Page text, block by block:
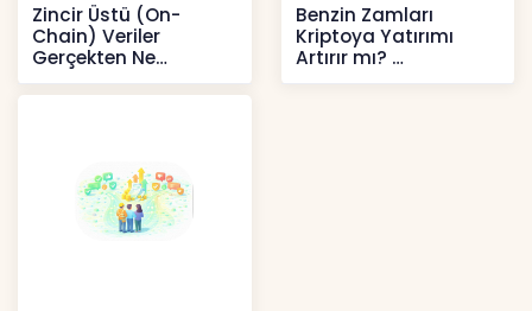
Zincir Üstü (On-
Chain) Veriler
Gerçekten Ne
Anlatır?
Kripto
Benzin Zamları
Kriptoya Yatırımı
Artırır mı?
Kripto